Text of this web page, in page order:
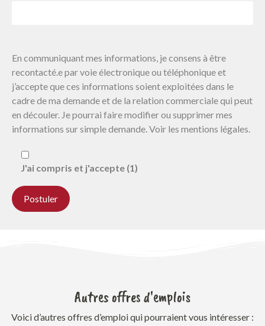
En communiquant mes informations, je consens à être
recontacté.e par voie électronique ou téléphonique et
j’accepte que ces informations soient exploitées dans le
cadre de ma demande et de la relation commerciale qui peut
en découler. Je pourrai faire modifier ou supprimer mes
informations sur simple demande. Voir les mentions légales.
J'ai compris et j'accepte (1)
Autres offres d'emplois
Voici d’autres offres d’emploi qui pourraient vous intéresser :